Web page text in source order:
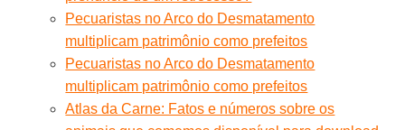
Pecuaristas no Arco do Desmatamento
multiplicam patrimônio como prefeitos
Pecuaristas no Arco do Desmatamento
multiplicam patrimônio como prefeitos
Atlas da Carne: Fatos e números sobre os